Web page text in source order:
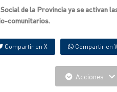
de la Provincia ya se activan
comunitarios.
Compartir en X Compartir en
Acciones